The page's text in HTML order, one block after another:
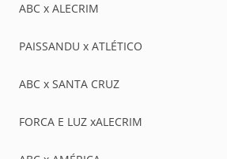
ABC x ALECRIM
PAISSANDU x ATLÉTICO
ABC x SANTA CRUZ
FORCA E LUZ xALECRIM